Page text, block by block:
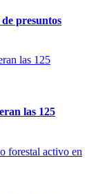
presuntos
las 125